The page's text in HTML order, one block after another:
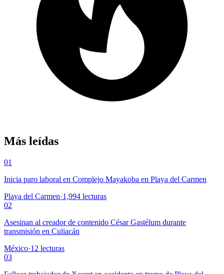
Más leídas
01
Inicia paro laboral en Complejo Mayakoba en Playa del Carmen
Playa del Carmen·1,994 lecturas
02
Asesinan al creador de contenido César Gastélum durante
transmisión en Culiacán
México·12 lecturas
03